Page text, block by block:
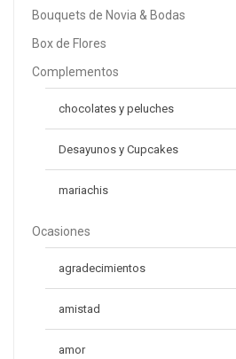
Bouquets de Novia & Bodas
Box de Flores
Complementos
chocolates y peluches
Desayunos y Cupcakes
mariachis
Ocasiones
agradecimientos
amistad
amor
Arreglo Mixtura